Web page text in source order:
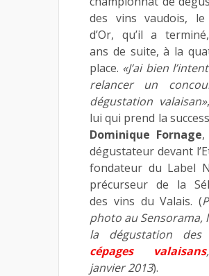
des vins vaudois, le
d’Or, qu’il a
ans de suite, à la
place. «J’ai bien
relancer un
dégustation valaisan»
lui qui prend la
Dominique Fornage,
dégustateur devant
fondateur du Label
précurseur de la
des vins du Valais. (
photo au Sensorama,
la dégustation des
cépages valaisans
janvier 2013).